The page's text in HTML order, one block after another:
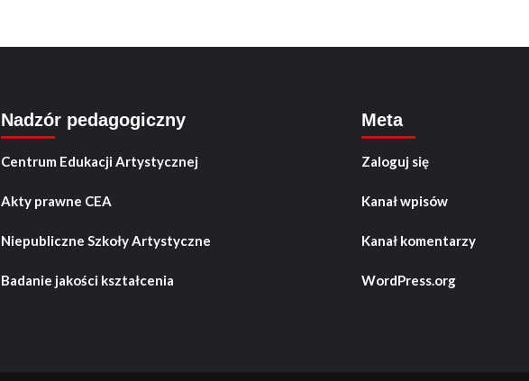
Nadzór pedagogiczny
Centrum Edukacji Artystycznej
Akty prawne CEA
Niepubliczne Szkoły Artystyczne
Badanie jakości kształcenia
Meta
Zaloguj się
Kanał wpisów
Kanał komentarzy
WordPress.org